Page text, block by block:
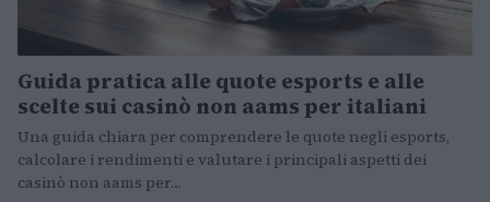
Guida pratica alle quote esports e alle
scelte sui casinò non aams per italiani
Una guida chiara per comprendere le quote negli esports,
calcolare i rendimenti e valutare i principali aspetti dei
casinò non aams per…